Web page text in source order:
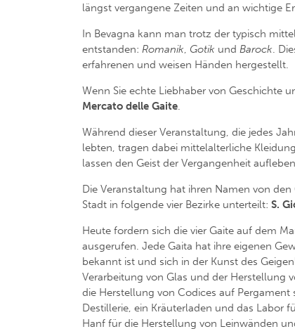
längst vergangene Zeiten und an wichtige
In Bevagna kann man trotz der typisch
entstanden: Romanik Gotik und Barock .
erfahrenen und weisen Händen hergestellt.
Wenn Sie echte Liebhaber von Geschichte
Mercato delle Gaite
Während dieser Veranstaltung, die jedes
lebten, tragen dabei mittelalterliche
lassen den Geist der Vergangenheit aufleben.
Die Veranstaltung hat ihren Namen von
Stadt in folgende vier Bezirke unterteilt: S.
Heute fordern sich die vier Gaite auf dem
ausgerufen. Jede Gaita hat ihre eigenen
bekannt ist und sich in der Kunst des
Verarbeitung von Glas und der Herstellung
die Herstellung von Codices auf
Destillerie, ein Kräuterladen und das Labor
Hanf für die Herstellung von Leinwänden